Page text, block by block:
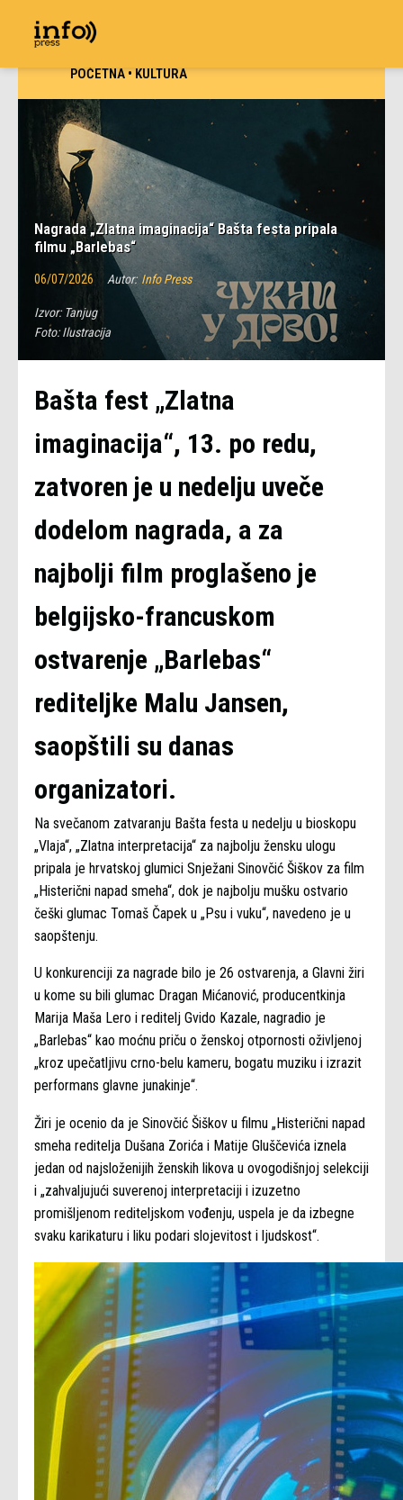
POČETNA•KULTURA
Nagrada „Zlatna imaginacija“ Bašta festa pripala
filmu „Barlebas“
06/07/2026 Autor: Info Press
Izvor: Tanjug
Foto:Ilustracija
Bašta fest „Zlatna
imaginacija“, 13. po redu,
zatvoren je u nedelju uveče
dodelom nagrada, a za
najbolji film proglašeno je
belgijsko-francuskom
ostvarenje „Barlebas“
rediteljke Malu Jansen,
saopštili su danas
organizatori.
Na svečanom zatvaranju Bašta festa u nedelju u bioskopu
„Vlaja“, „Zlatna interpretacija“ za najbolju žensku ulogu
pripala je hrvatskoj glumici Snježani Sinovčić Šiškov za film
„Histerični napad smeha“, dok je najbolju mušku ostvario
češki glumac Tomaš Čapek u „Psu i vuku“, navedeno je u
saopštenju.
U konkurenciji za nagrade bilo je 26 ostvarenja, a Glavni žiri
u kome su bili glumac Dragan Mićanović, producentkinja
Marija Maša Lero i reditelj Gvido Kazale, nagradio je
„Barlebas“ kao moćnu priču o ženskoj otpornosti oživljenoj
„kroz upečatljivu crno-belu kameru, bogatu muziku i izrazit
performans glavne junakinje“.
Žiri je ocenio da je Sinovčić Šiškov u filmu „Histerični napad
smeha reditelja Dušana Zorića i Matije Gluščevića iznela
jedan od najsloženijih ženskih likova u ovogodišnjoj selekciji
i „zahvaljujući suverenoj interpretaciji i izuzetno
promišljenom rediteljskom vođenju, uspela je da izbegne
svaku karikaturu i liku podari slojevitost i ljudskost“.